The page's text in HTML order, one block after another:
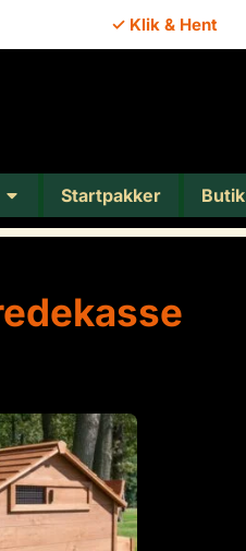
✓ Klik & Hent
Startpakker Butik